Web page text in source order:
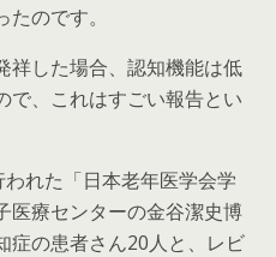
のです。
祥した場合、認知機能は低
で、これはすごい報告とい
れた「日本老年医学会学
医療センターの金谷潔史博
症の患者さん20人と、レビ